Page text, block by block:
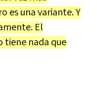
es una variante. Y
El
tiene nada que